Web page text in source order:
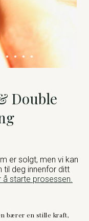
Double
er solgt, men vi kan
til deg innenfor ditt
å starte prosessen.
bærer en stille kraft,